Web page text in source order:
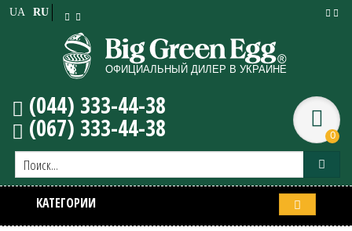
RU
UA
(044) 333-44-38
(067) 333-44-38 0
КАТЕГОРИИ